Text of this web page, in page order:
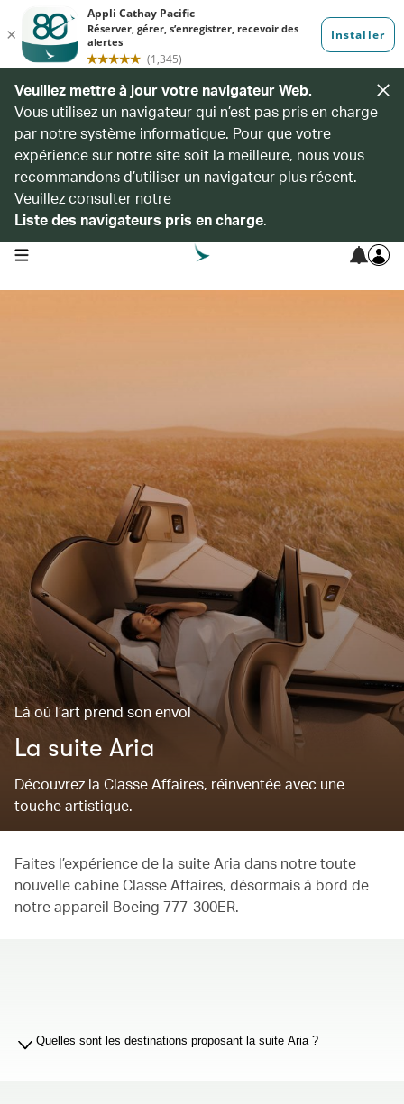
Veuillez mettre à jour votre navigateur Web.
Vous utilisez un navigateur qui n’est pas pris en charge
par notre système informatique. Pour que votre
expérience sur notre site soit la meilleure, nous vous
recommandons d’utiliser un navigateur plus récent.
Veuillez consulter notre
Liste des navigateurs pris en charge.
open navigation menu
Là où l’art prend son envol
La suite Aria
Découvrez la Classe Affaires, réinventée avec une
touche artistique.
Faites l’expérience de la suite Aria dans notre toute
nouvelle cabine Classe Affaires, désormais à bord de
notre appareil Boeing 777-300ER.
Quelles sont les destinations proposant la suite Aria ?